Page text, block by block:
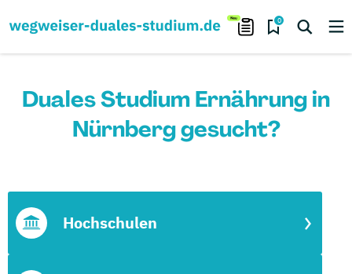
0
Duales Studium Ernährung in
Nürnberg gesucht?
Hochschulen